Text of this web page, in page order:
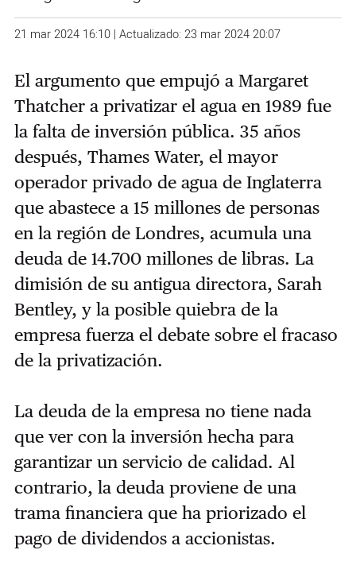
21 mar 2024 16:10 | Actualizado: 23 mar 2024 20:07
El argumento que empujó a Margaret
Thatcher a privatizar el agua en 1989 fue
la falta de inversión pública. 35 años
después, Thames Water, el mayor
operador privado de agua de Inglaterra
que abastece a 15 millones de personas
en la región de Londres, acumula una
deuda de 14.700 millones de libras. La
dimisión de su antigua directora, Sarah
Bentley, y la posible quiebra de la
empresa fuerza el debate sobre el fracaso
de la privatización.
La deuda de la empresa no tiene nada
que ver con la inversión hecha para
garantizar un servicio de calidad. Al
contrario, la deuda proviene de una
trama financiera que ha priorizado el
pago de dividendos a accionistas.